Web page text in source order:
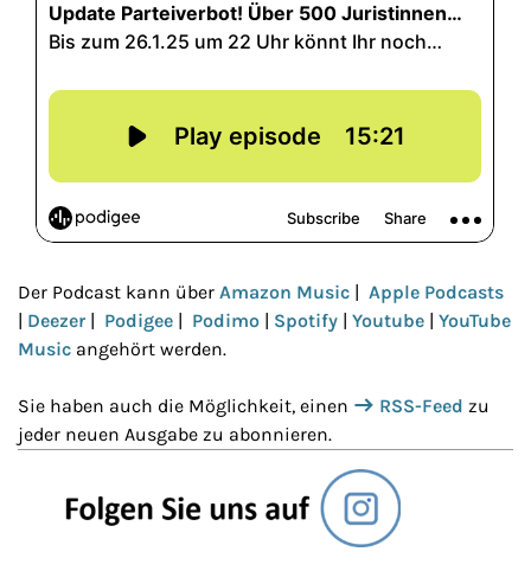
Der Podcast kann über Amazon Music | Apple Podcasts
| Deezer | Podigee | Podimo | Spotify | Youtube | YouTube
Music angehört werden.
Sie haben auch die Möglichkeit, einen RSS-Feed zu
jeder neuen Ausgabe zu abonnieren.